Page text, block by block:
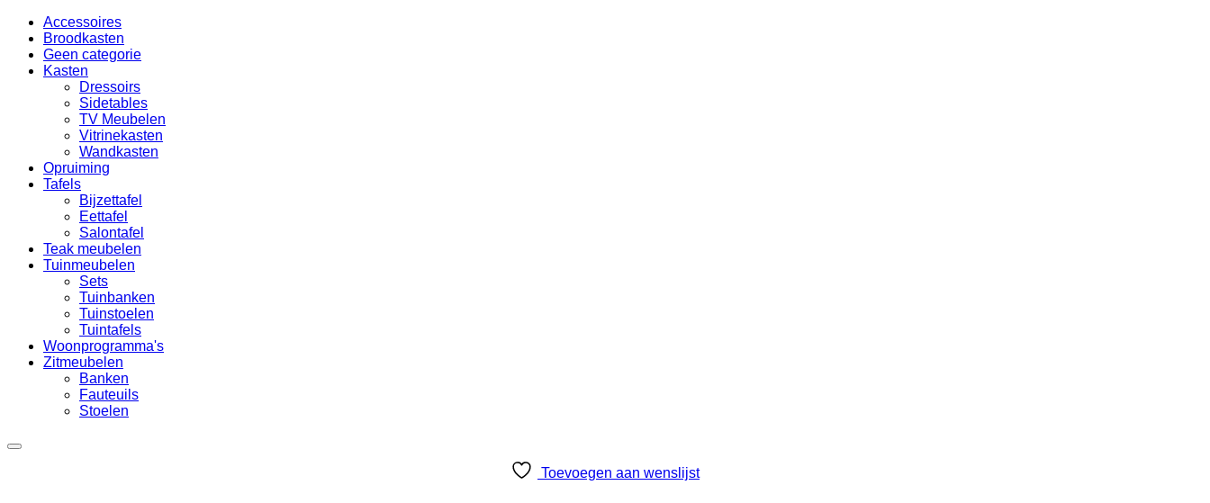
Accessoires
Broodkasten
Geen categorie
Kasten
Dressoirs
Sidetables
TV Meubelen
Vitrinekasten
Wandkasten
Opruiming
Tafels
Bijzettafel
Eettafel
Salontafel
Teak meubelen
Tuinmeubelen
Sets
Tuinbanken
Tuinstoelen
Tuintafels
Woonprogramma's
Zitmeubelen
Banken
Fauteuils
Stoelen
Toevoegen aan wenslijst